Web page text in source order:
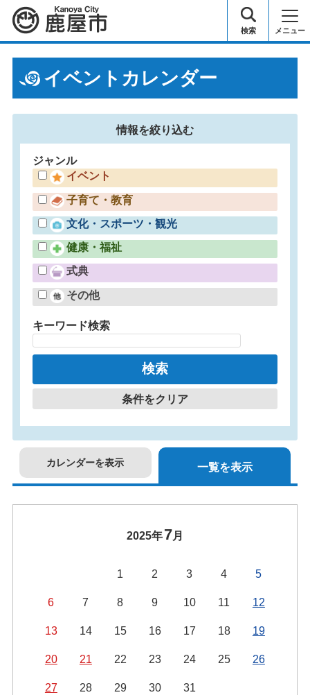
鹿屋市 検索 メニュー
イベントカレンダー
情報を絞り込む
ジャンル
イベント
子育て・教育
文化・スポーツ・観光
健康・福祉
式典
その他
キーワード検索
条件をクリア
カレンダーを表示 一覧を表示
2025年7月
1 2 3 4 5
6 7 8 9 10 11 12
13 14 15 16 17 18 19
20 21 22 23 24 25 26
27 28 29 30 31